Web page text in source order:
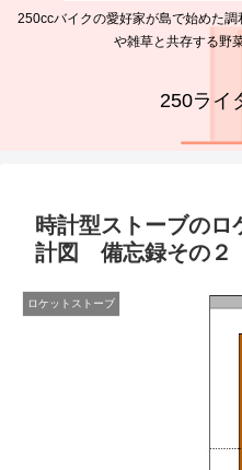
250ccバイクの愛好家が島で始めた
や雑草と共存する野
250ライ
時計型ストーブの
計図 備忘録その２
ロケットストーブ